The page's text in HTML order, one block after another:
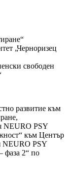
„Черноризец
свободен
развитие към
NEURO PSY
към Център
NEURO PSY
фаза 2“ по